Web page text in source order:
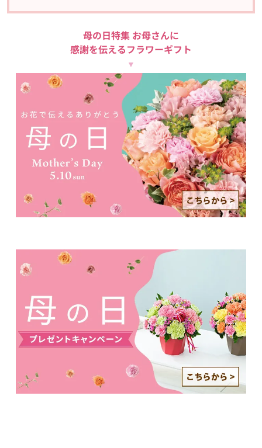
母の日特集 お母さんに
感謝を伝えるフラワーギフト
▼